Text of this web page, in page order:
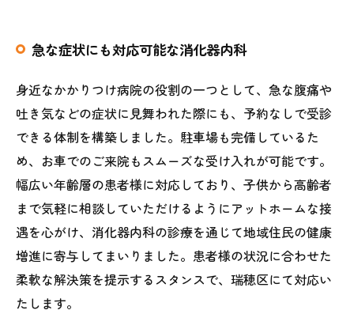
急な症状にも対応可能な消化器内科
身近なかかりつけ病院の役割の一つとして、急な腹痛や
吐き気などの症状に見舞われた際にも、予約なしで受診
できる体制を構築しました。駐車場も完備しているた
め、お車でのご来院もスムーズな受け入れが可能です。
幅広い年齢層の患者様に対応しており、子供から高齢者
まで気軽に相談していただけるようにアットホームな接
遇を心がけ、消化器内科の診療を通じて地域住民の健康
増進に寄与してまいりました。患者様の状況に合わせた
柔軟な解決策を提示するスタンスで、瑞穂区にて対応い
たします。